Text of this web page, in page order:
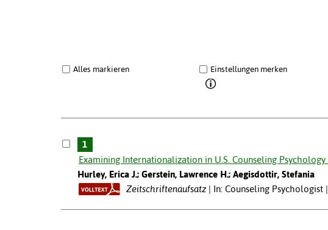
Alles markieren Einstellungen merken
1
Examining Internationalization in U.S. Counseling
Hurley, Erica J.; Gerstein, Lawrence H.; Aegisdottir, Stefania
Zeitschriftenaufsatz
In: Counseling Psychologist